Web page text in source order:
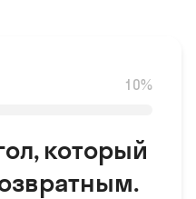
10%
который